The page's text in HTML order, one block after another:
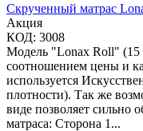
Скрученный матрас
Aкция
КОД: 3008
Модель "Lonax Roll" (15
соотношением цены и
используется
плотности). Так же
виде позволяет сильно
матраса: Сторона 1...